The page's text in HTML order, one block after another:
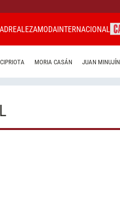
REALEZAMODAINTERNACIONAL
MORIA CASÁN JUAN MINUJÍN